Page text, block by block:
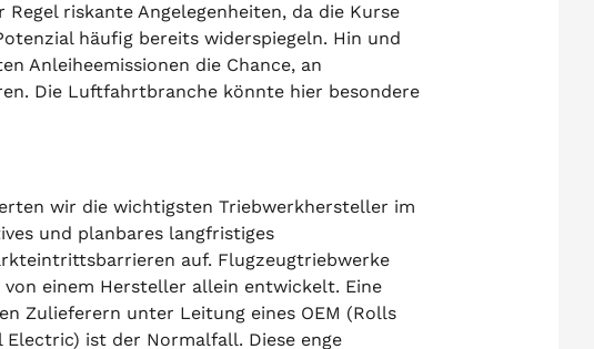
riskante Angelegenheiten, da die Kurse
häufig bereits widerspiegeln. Hin und
Anleiheemissionen die Chance, an
Die Luftfahrtbranche könnte hier besondere
wir die wichtigsten Triebwerkhersteller im
und planbares langfristiges
auf. Flugzeugtriebwerke
einem Hersteller allein entwickelt. Eine
Zulieferern unter Leitung eines OEM (Rolls
Electric) ist der Normalfall. Diese enge